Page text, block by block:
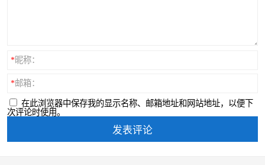
*昵称：
*邮箱：
在此浏览器中保存我的显示名称、邮箱地址和网站地址，以便下
次评论时使用。